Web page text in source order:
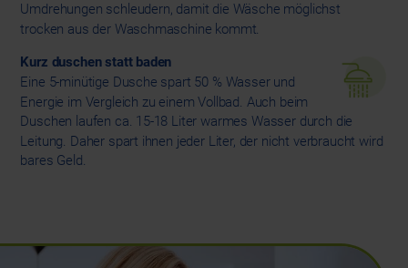
Umdrehungen schleudern, damit die Wäsche möglichst
trocken aus der Waschmaschine kommt.
Kurz duschen statt baden
Eine 5-minütige Dusche spart 50 % Wasser und
Energie im Vergleich zu einem Vollbad. Auch beim
Duschen laufen ca. 15-18 Liter warmes Wasser durch die
Leitung. Daher spart ihnen jeder Liter, der nicht verbraucht wird
bares Geld.